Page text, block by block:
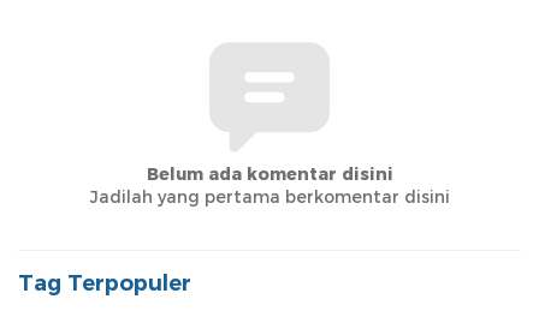
Belum ada komentar disini
Jadilah yang pertama berkomentar disini
Tag Terpopuler